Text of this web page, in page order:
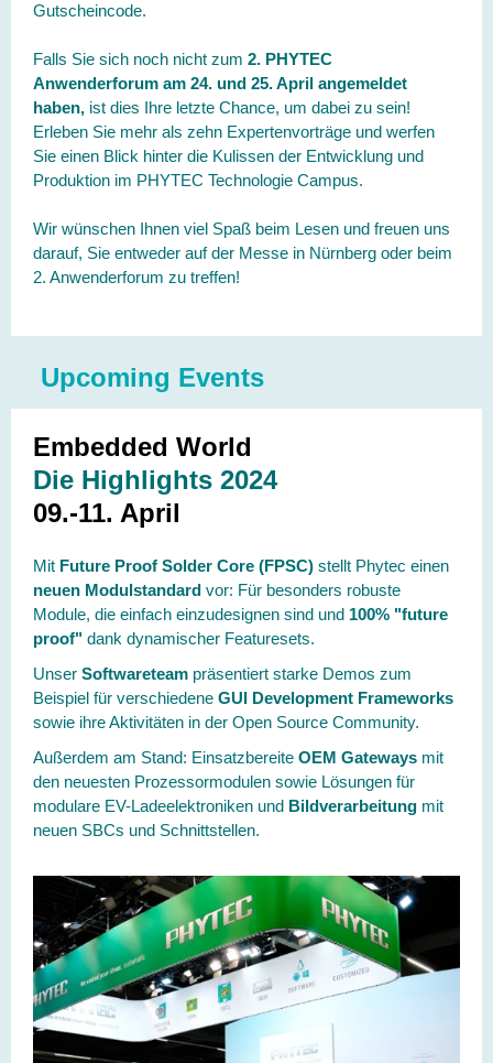
Gutscheincode.
Falls Sie sich noch nicht zum 2. PHYTEC
Anwenderforum am 24. und 25. April angemeldet
haben, ist dies Ihre letzte Chance, um dabei zu sein!
Erleben Sie mehr als zehn Expertenvorträge und werfen
Sie einen Blick hinter die Kulissen der Entwicklung und
Produktion im PHYTEC Technologie Campus.
Wir wünschen Ihnen viel Spaß beim Lesen und freuen uns
darauf, Sie entweder auf der Messe in Nürnberg oder beim
2. Anwenderforum zu treffen!
Upcoming Events
Embedded World
Die Highlights 2024
09.-11. April
Mit Future Proof Solder Core (FPSC) stellt Phytec einen
neuen Modulstandard vor: Für besonders robuste
Module, die einfach einzudesignen sind und 100% "future
proof" dank dynamischer Featuresets.
Unser Softwareteam präsentiert starke Demos zum
Beispiel für verschiedene GUI Development Frameworks
sowie ihre Aktivitäten in der Open Source Community.
Außerdem am Stand: Einsatzbereite OEM Gateways mit
den neuesten Prozessormodulen sowie Lösungen für
modulare EV-Ladeelektroniken und Bildverarbeitung mit
neuen SBCs und Schnittstellen.